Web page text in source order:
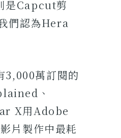
是Capcut剪
們認為Hera
萬訂閱的
、
X用Adobe
片製作中最耗